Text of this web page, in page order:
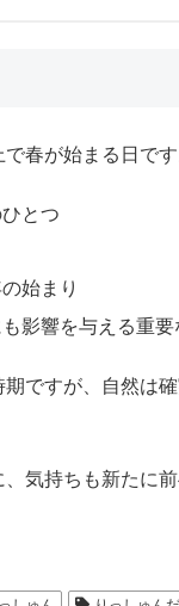
春が始まる日です
とつ
始まり
影響を与える重要
期ですが、自然は
、気持ちも新たに